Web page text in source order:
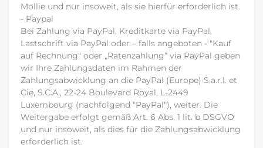
Mollie und nur insoweit, als sie hierfür erforderlich ist.
- Paypal
Bei Zahlung via PayPal, Kreditkarte via PayPal,
Lastschrift via PayPal oder – falls angeboten - "Kauf
auf Rechnung" oder „Ratenzahlung“ via PayPal geben
wir Ihre Zahlungsdaten im Rahmen der
Zahlungsabwicklung an die PayPal (Europe) S.a.r.l. et
Cie, S.C.A., 22-24 Boulevard Royal, L-2449
Luxembourg (nachfolgend "PayPal"), weiter. Die
Weitergabe erfolgt gemäß Art. 6 Abs. 1 lit. b DSGVO
und nur insoweit, als dies für die Zahlungsabwicklung
erforderlich ist.